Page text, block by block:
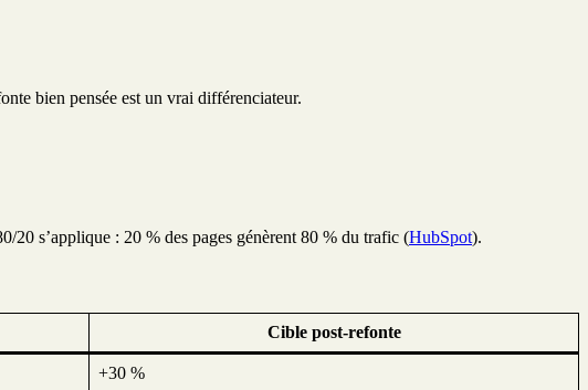
bien pensée est un vrai différenciateur.
20 s’applique : 20 % des pages génèrent 80 % du trafic (HubSpot).
Cible post-refonte
+30 %